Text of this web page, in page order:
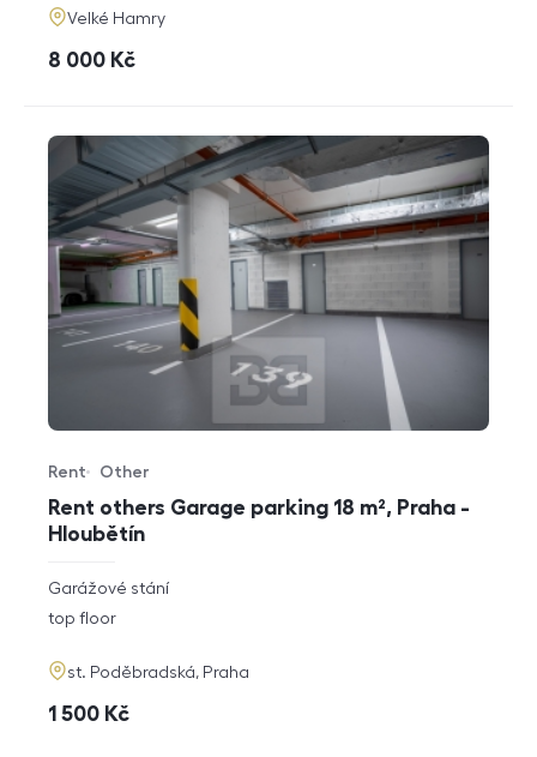
adresa
Velké Hamry
cena
8 000 Kč
Rent others Garage parking 18 m², Praha -
Hloubětín
Offer type
Rent
Property type
Other
rozměry
disposition
Garážové stání
funkce
top floor
adresa
st. Poděbradská, Praha
cena
1 500 Kč